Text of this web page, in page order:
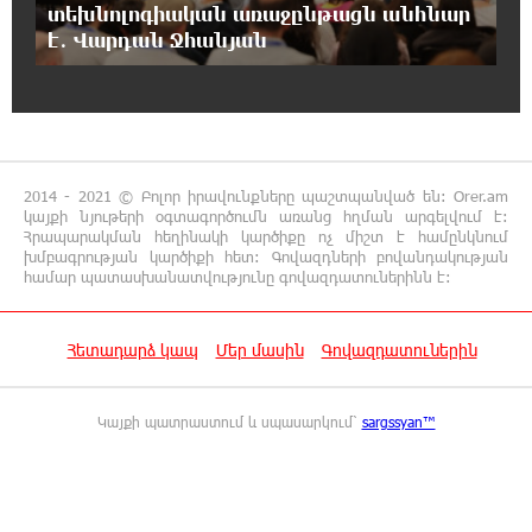
19:53:41 7-08-2026
Երթևեկության կազմակերպման
փոփոխություն տեղի կունենա
Հայաստանի հավաքականի նախկին
հավաքականը
19:17:59 7-08-2026
կարող են պարտվել Կոնգրեսի միջանկյալ
տեխնոլոգիական առաջընթացն անհնար
է․ Վարդան Ջհանյան
2014 - 2021 © Բոլոր իրավունքները պաշտպանված են: Orer.am
կայքի նյութերի օգտագործումն առանց հղման արգելվում է:
Հրապարակման հեղինակի կարծիքը ոչ միշտ է համընկնում
խմբագրության կարծիքի հետ: Գովազդների բովանդակության
համար պատասխանատվությունը գովազդատուներինն է:
Հետադարձ կապ Մեր մասին Գովազդատուներին
Կայքի պատրաստում և սպասարկում՝ sargssyan™